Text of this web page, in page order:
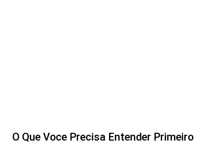
O Que Voce Precisa Entender Primeiro